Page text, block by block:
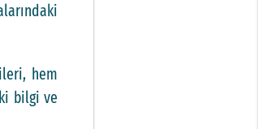
hem
bilgi ve